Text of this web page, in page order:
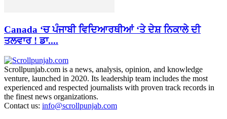
Canada ‘ਚ ਪੰਜਾਬੀ ਵਿਦਿਆਰਥੀਆਂ ‘ਤੇ ਦੇਸ਼ ਨਿਕਾਲੇ ਦੀ
ਤਲਵਾਰ ! ਡਾ....
Scrollpunjab.com is a news, analysis, opinion, and knowledge
venture, launched in 2020. Its leadership team includes the most
experienced and respected journalists with proven track records in
the finest news organizations.
Contact us: info@scrollpunjab.com